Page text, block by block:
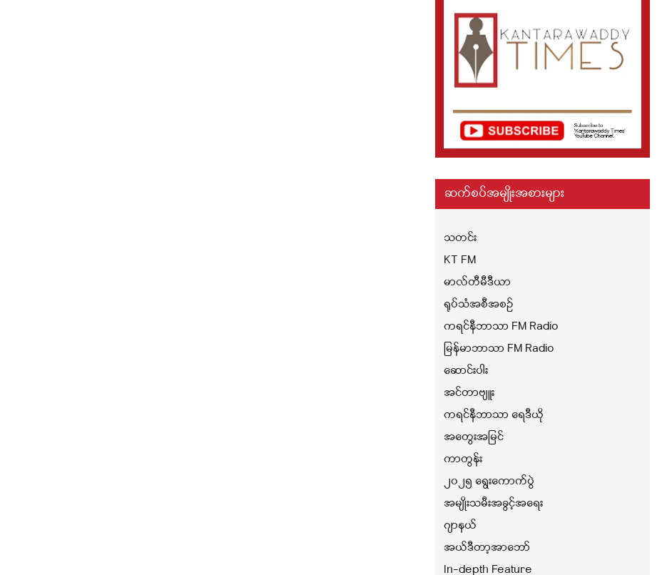
ဆက်စပ်အမျိုးအစားများ
သတင်း
KT FM
မာလ်တီမီဒီယာ
ရုပ်သံအစီအစဉ်
ကရင်နီဘာသာ FM Radio
မြန်မာဘာသာ FM Radio
ဆောင်းပါး
အင်တာဗျူး
ကရင်နီဘာသာ ရေဒီယို
အတွေးအမြင်
ကာတွန်း
၂၀၂၅ ရွေးကောက်ပွဲ
အမျိုးသမီးအခွင့်အရေး
ဂျာနယ်
အယ်ဒီတာ့အာဘော်
In-depth Feature